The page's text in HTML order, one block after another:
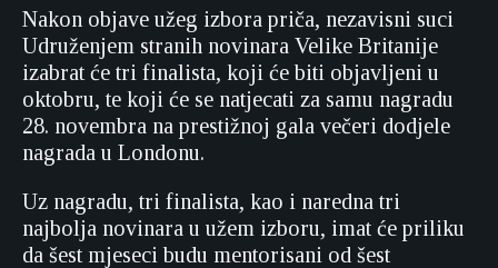
Nakon objave užeg izbora priča, nezavisni suci
Udruženjem stranih novinara Velike Britanije
izabrat će tri finalista, koji će biti objavljeni u
oktobru, te koji će se natjecati za samu nagradu
28. novembra na prestižnoj gala večeri dodjele
nagrada u Londonu.
Uz nagradu, tri finalista, kao i naredna tri
najbolja novinara u užem izboru, imat će priliku
da šest mjeseci budu mentorisani od šest